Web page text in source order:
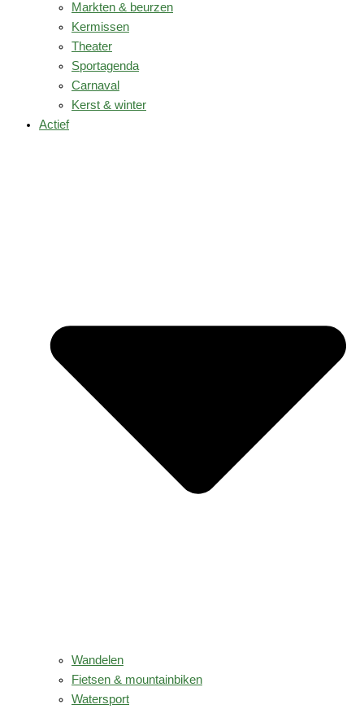
Markten & beurzen
Kermissen
Theater
Sportagenda
Carnaval
Kerst & winter
Actief
Wandelen
Fietsen & mountainbiken
Watersport